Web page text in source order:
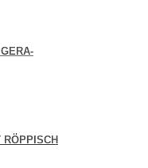
RÖPPISCH